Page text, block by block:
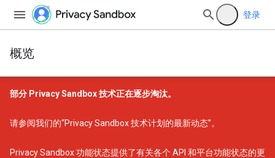
登录
概览
部分 Privacy Sandbox 技术正在逐步淘汰。
请参阅我们的“Privacy Sandbox 技术计划的最新动态”。
Privacy Sandbox 功能状态提供了有关各个 API 和平台功能状态的更